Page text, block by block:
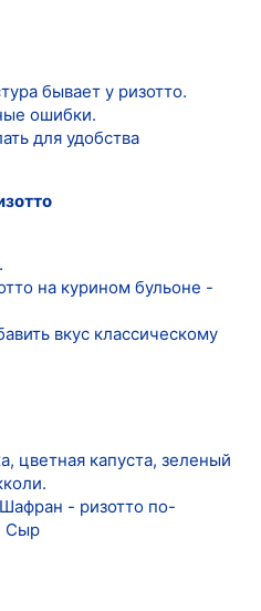
бывает у ризотто.
ошибки.
для удобства
на курином бульоне -
вкус классическому
цветная капуста, зеленый
- ризотто по-
Сыр